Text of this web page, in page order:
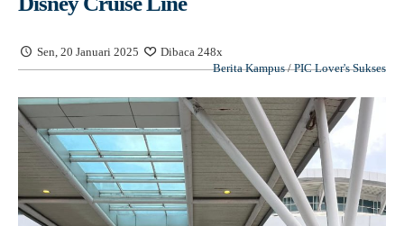
Sen, 20 Januari 2025
Dibaca 248x
Berita Kampus/PIC Lover's Sukses